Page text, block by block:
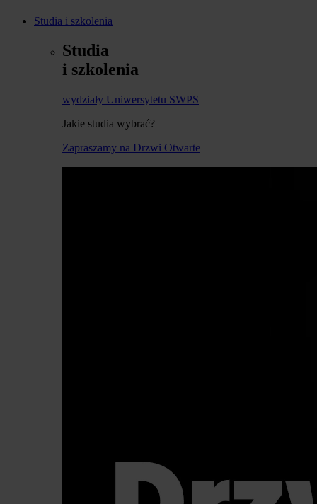
Studia i szkolenia
Studia
i szkolenia
wydziały Uniwersytetu SWPS
Jakie studia wybrać?
Zapraszamy na Drzwi Otwarte